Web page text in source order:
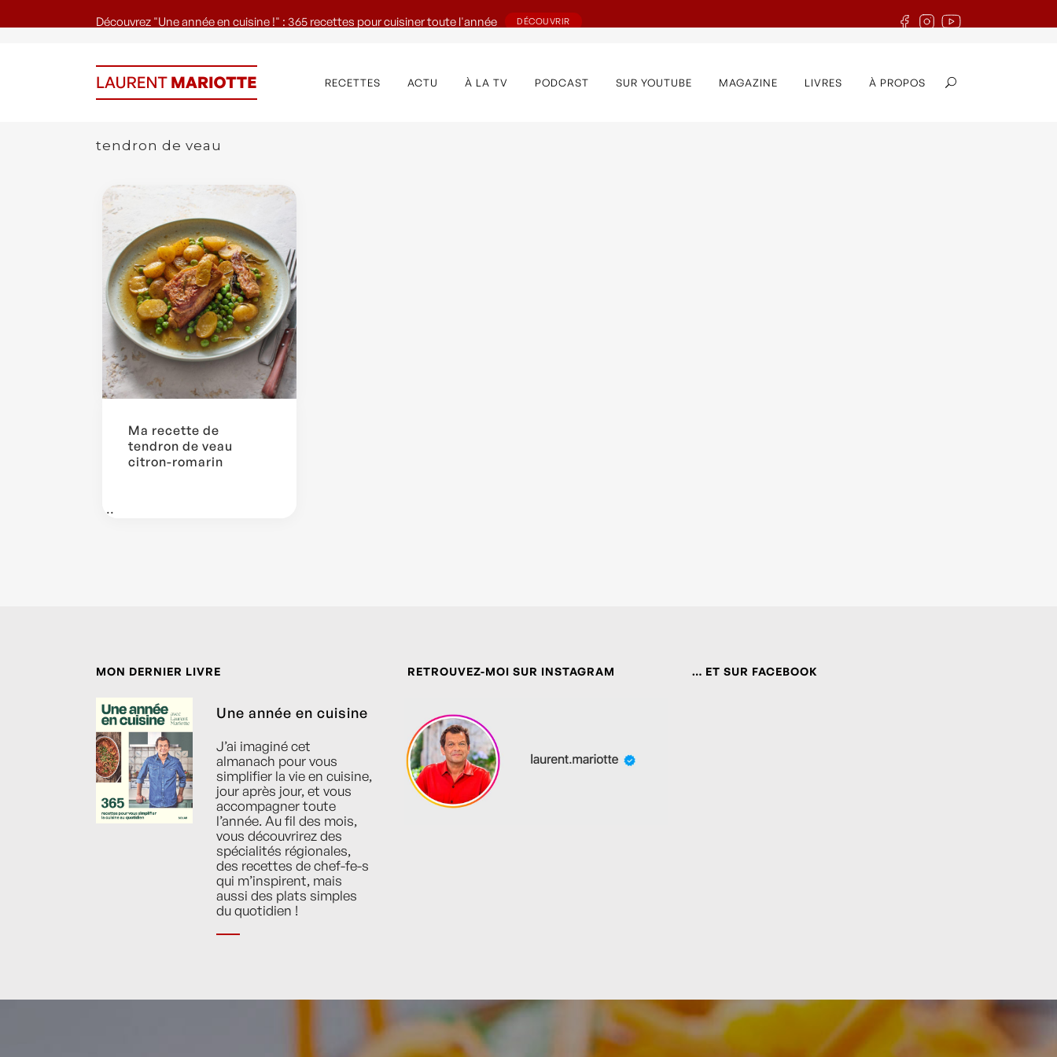
Découvrez "Une année en cuisine !" : 365 recettes pour cuisiner toute l'année DÉCOUVRIR
RECETTES ACTU À LA TV PODCAST SUR YOUTUBE MAGAZINE LIVRES À PROPOS
tendron de veau
Ma recette de
tendron de veau
citron-romarin
...
MON DERNIER LIVRE
Une année en cuisine
J’ai imaginé cet
almanach pour vous
simplifier la vie en cuisine,
jour après jour, et vous
accompagner toute
l’année. Au fil des mois,
vous découvrirez des
spécialités régionales,
des recettes de chef-fe-s
qui m’inspirent, mais
aussi des plats simples
du quotidien !
RETROUVEZ-MOI SUR INSTAGRAM … ET SUR FACEBOOK